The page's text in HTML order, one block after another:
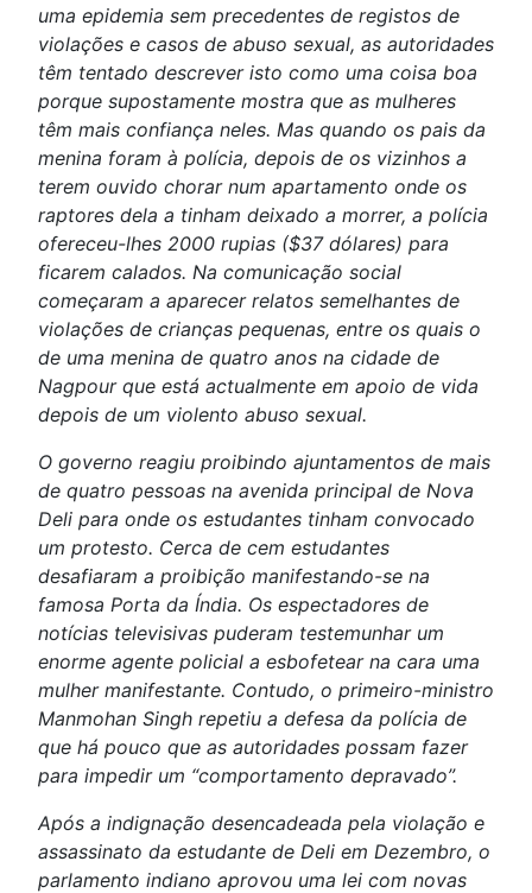
uma epidemia sem precedentes de registos de
violações e casos de abuso sexual, as autoridades
têm tentado descrever isto como uma coisa boa
porque supostamente mostra que as mulheres
têm mais confiança neles. Mas quando os pais da
menina foram à polícia, depois de os vizinhos a
terem ouvido chorar num apartamento onde os
raptores dela a tinham deixado a morrer, a polícia
ofereceu-lhes 2000 rupias ($37 dólares) para
ficarem calados. Na comunicação social
começaram a aparecer relatos semelhantes de
violações de crianças pequenas, entre os quais o
de uma menina de quatro anos na cidade de
Nagpour que está actualmente em apoio de vida
depois de um violento abuso sexual.
O governo reagiu proibindo ajuntamentos de mais
de quatro pessoas na avenida principal de Nova
Deli para onde os estudantes tinham convocado
um protesto. Cerca de cem estudantes
desafiaram a proibição manifestando-se na
famosa Porta da Índia. Os espectadores de
notícias televisivas puderam testemunhar um
enorme agente policial a esbofetear na cara uma
mulher manifestante. Contudo, o primeiro-ministro
Manmohan Singh repetiu a defesa da polícia de
que há pouco que as autoridades possam fazer
para impedir um “comportamento depravado”.
Após a indignação desencadeada pela violação e
assassinato da estudante de Deli em Dezembro, o
parlamento indiano aprovou uma lei com novas